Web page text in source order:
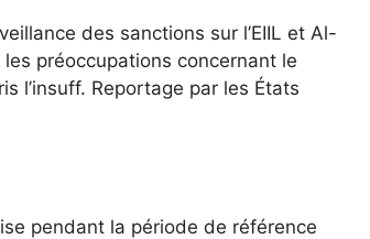
des sanctions sur l’EIIL et Al-
préoccupations concernant le
l’insuff. Reportage par les États
pendant la période de référence